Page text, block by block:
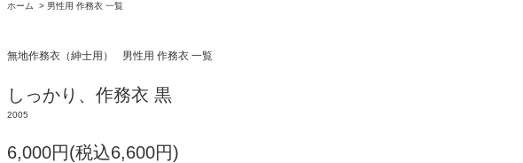
ホーム
> 男性用 作務衣 一覧
無地作務衣（紳士用） 男性用 作務衣 一覧
しっかり、作務衣 黒
2005
6,000円(税込6,600円)